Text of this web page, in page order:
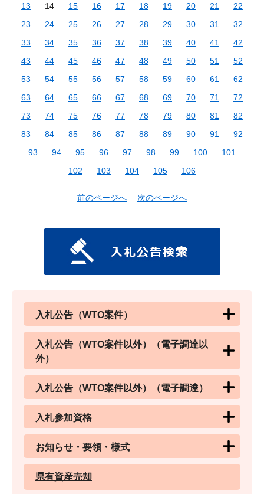
13
14 15 16 17 18 19 20 21
22
23
24 25 26 27 28 29 30 31
32
33
34 35 36 37 38 39 40 41
42
43
44 45 46 47 48 49 50 51
52
53
54 55 56 57 58 59 60 61
62
63
64 65 66 67 68 69 70 71
72
73
74 75 76 77 78 79 80 81
82
83
84 85 86 87 88 89 90 91
92
93
94 95 96 97 98 99 100
101
102
103 104 105 106
前のページへ 次のページへ
入札公告（WTO案件）
入札公告（WTO案件以外）（電子調達以
外）
入札公告（WTO案件以外）（電子調達）
入札参加資格
お知らせ・要領・様式
県有資産売却